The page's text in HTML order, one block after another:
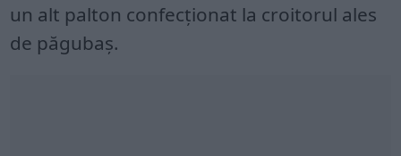
un alt palton confecționat la croitorul ales
de păgubaș.